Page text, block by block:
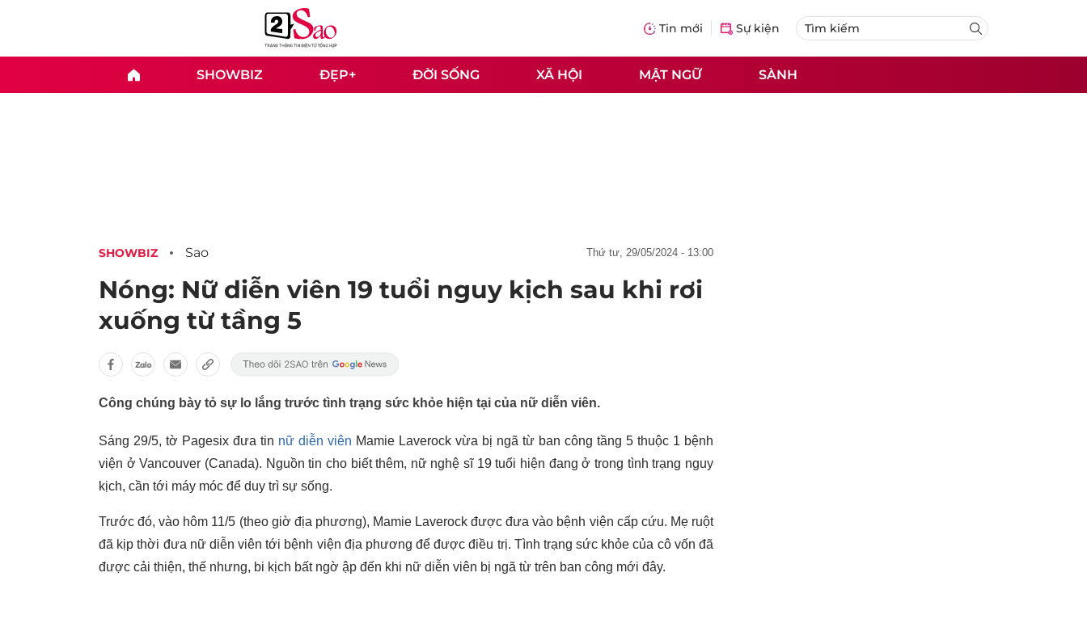
Tin mới Sự kiện
SHOWBIZ ĐẸP+ ĐỜI SỐNG XÃ HỘI MẬT NGỮ SÀNH
SHOWBIZ Sao thứ tư, 29/05/2024 - 13:00
Nóng: Nữ diễn viên 19 tuổi nguy kịch sau khi rơi
xuống từ tầng 5
Công chúng bày tỏ sự lo lắng trước tình trạng sức khỏe hiện tại của nữ diễn viên.
Sáng 29/5, tờ Pagesix đưa tin nữ diễn viên Mamie Laverock vừa bị ngã từ ban công tầng 5 thuộc 1 bệnh
viện ở Vancouver (Canada). Nguồn tin cho biết thêm, nữ nghệ sĩ 19 tuổi hiện đang ở trong tình trạng nguy
kịch, cần tới máy móc để duy trì sự sống.
Trước đó, vào hôm 11/5 (theo giờ địa phương), Mamie Laverock được đưa vào bệnh viện cấp cứu. Mẹ ruột
đã kịp thời đưa nữ diễn viên tới bệnh viện địa phương để được điều trị. Tình trạng sức khỏe của cô vốn đã
được cải thiện, thế nhưng, bi kịch bất ngờ ập đến khi nữ diễn viên bị ngã từ trên ban công mới đây.